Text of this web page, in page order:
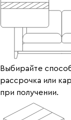
Выбирайте
рассрочка или
при получении.